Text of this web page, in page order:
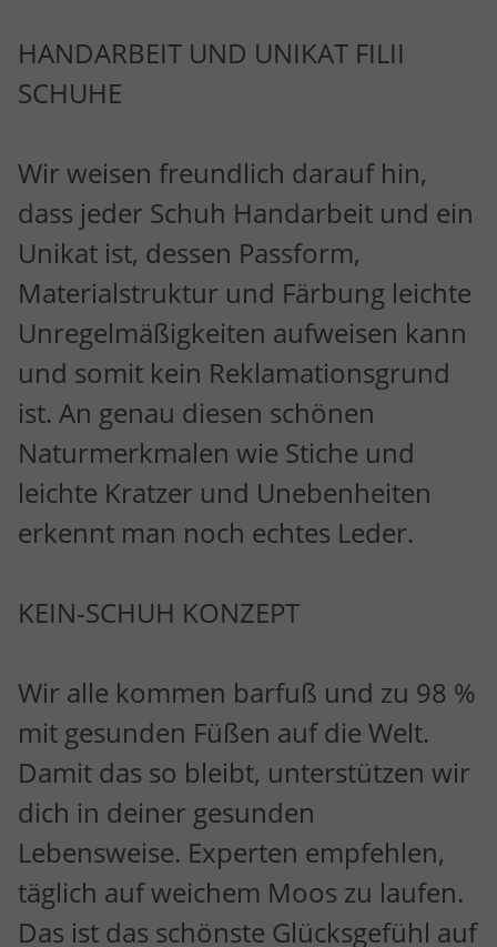
HANDARBEIT UND UNIKAT FILII
SCHUHE
Wir weisen freundlich darauf hin,
dass jeder Schuh Handarbeit und ein
Unikat ist, dessen Passform,
Materialstruktur und Färbung leichte
Unregelmäßigkeiten aufweisen kann
und somit kein Reklamationsgrund
ist. An genau diesen schönen
Naturmerkmalen wie Stiche und
leichte Kratzer und Unebenheiten
erkennt man noch echtes Leder.
KEIN-SCHUH KONZEPT
Wir alle kommen barfuß und zu 98 %
mit gesunden Füßen auf die Welt.
Damit das so bleibt, unterstützen wir
dich in deiner gesunden
Lebensweise. Experten empfehlen,
täglich auf weichem Moos zu laufen.
Das ist das schönste Glücksgefühl auf